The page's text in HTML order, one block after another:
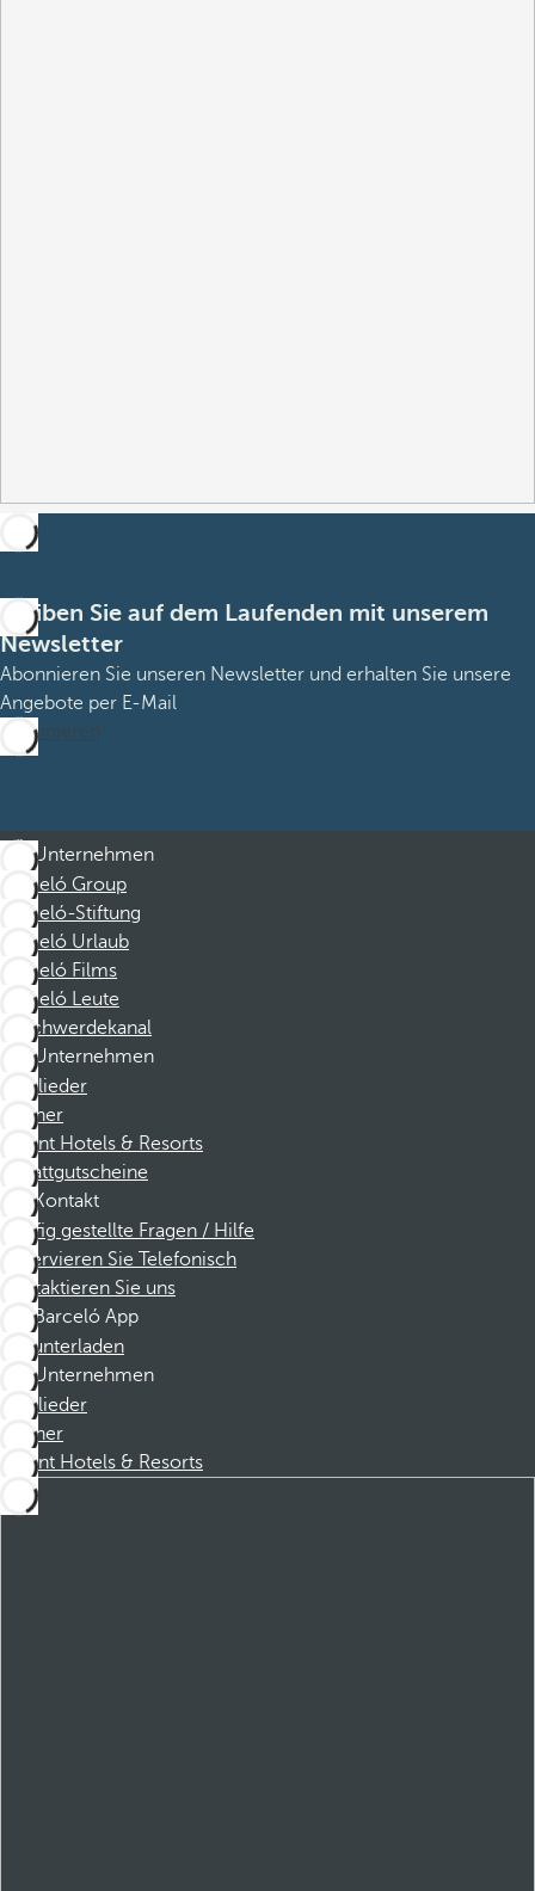
Bleiben Sie auf dem Laufenden mit unserem
Newsletter
Abonnieren Sie unseren Newsletter und erhalten Sie unsere
Angebote per E-Mail
Abonnieren
Unternehmen
Barceló Group
Barceló-Stiftung
Barceló Urlaub
Barceló Films
Barceló Leute
Beschwerdekanal
Unternehmen
Mitglieder
Partner
Dorint Hotels & Resorts
Rabattgutscheine
Kontakt
Häufig gestellte Fragen / Hilfe
Reservieren Sie Telefonisch
Kontaktieren Sie uns
Barceló App
Herunterladen
Unternehmen
Mitglieder
Partner
Dorint Hotels & Resorts